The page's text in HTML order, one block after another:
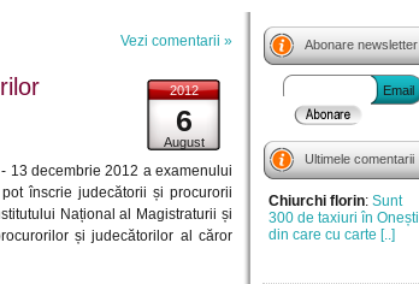
Vezi comentarii »
6
August
2012
13 decembrie 2012 a examenului
înscrie judecătorii și procurorii
Național al Magistraturii și
și judecătorilor al căror
Abonare newsletter
Email
Ultimele comentarii
Chiurchi florin: Sunt
300 de taxiuri în Onești
din care cu carte [..]